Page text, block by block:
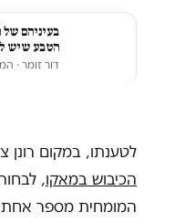
בעיניהם של
הטבע שיש
דור זומר·
לטענתו, במקום רונן
הכיבוש במאקו,
המומחית מספר אחת